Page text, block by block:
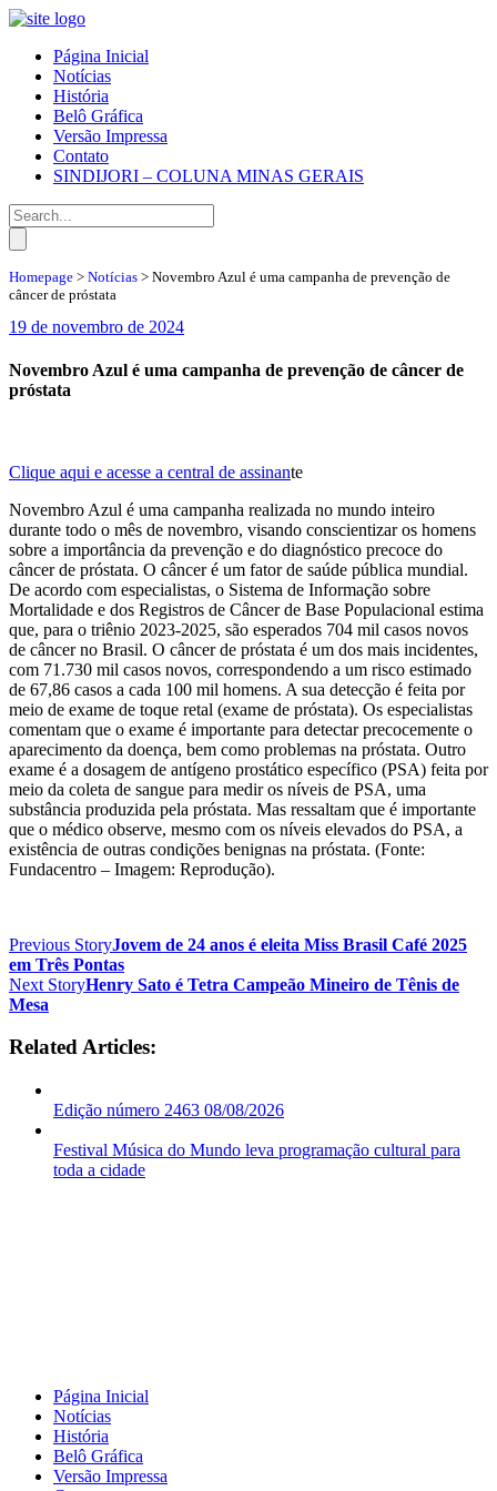
Página Inicial
Notícias
História
Belô Gráfica
Versão Impressa
Contato
SINDIJORI – COLUNA MINAS GERAIS
Homepage > Notícias > Novembro Azul é uma campanha de prevenção de
câncer de próstata
19 de novembro de 2024
Novembro Azul é uma campanha de prevenção de câncer de
próstata
Clique aqui e acesse a central de assinante
Novembro Azul é uma campanha realizada no mundo inteiro
durante todo o mês de novembro, visando conscientizar os homens
sobre a importância da prevenção e do diagnóstico precoce do
câncer de próstata. O câncer é um fator de saúde pública mundial.
De acordo com especialistas, o Sistema de Informação sobre
Mortalidade e dos Registros de Câncer de Base Populacional estima
que, para o triênio 2023-2025, são esperados 704 mil casos novos
de câncer no Brasil. O câncer de próstata é um dos mais incidentes,
com 71.730 mil casos novos, correspondendo a um risco estimado
de 67,86 casos a cada 100 mil homens. A sua detecção é feita por
meio de exame de toque retal (exame de próstata). Os especialistas
comentam que o exame é importante para detectar precocemente o
aparecimento da doença, bem como problemas na próstata. Outro
exame é a dosagem de antígeno prostático específico (PSA) feita por
meio da coleta de sangue para medir os níveis de PSA, uma
substância produzida pela próstata. Mas ressaltam que é importante
que o médico observe, mesmo com os níveis elevados do PSA, a
existência de outras condições benignas na próstata. (Fonte:
Fundacentro – Imagem: Reprodução).
Previous StoryJovem de 24 anos é eleita Miss Brasil Café 2025
em Três Pontas
Next StoryHenry Sato é Tetra Campeão Mineiro de Tênis de
Mesa
Related Articles:
Edição número 2463 08/08/2026
Festival Música do Mundo leva programação cultural para
toda a cidade
Página Inicial
Notícias
História
Belô Gráfica
Versão Impressa